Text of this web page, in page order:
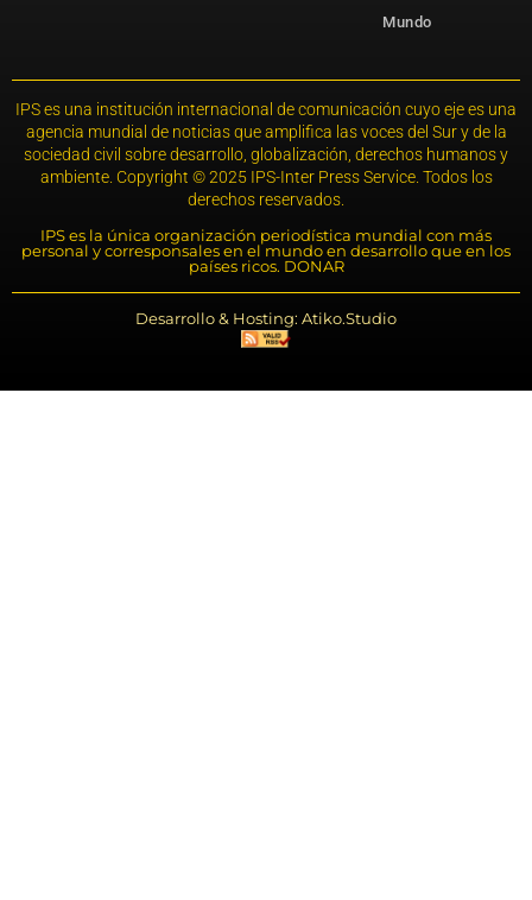
Mundo
IPS es una institución internacional de comunicación cuyo eje es una
agencia mundial de noticias que amplifica las voces del Sur y de la
sociedad civil sobre desarrollo, globalización, derechos humanos y
ambiente. Copyright © 2025 IPS-Inter Press Service. Todos los
derechos reservados.
IPS es la única organización periodística mundial con más
personal y corresponsales en el mundo en desarrollo que en los
países ricos. DONAR
Desarrollo & Hosting: Atiko.Studio